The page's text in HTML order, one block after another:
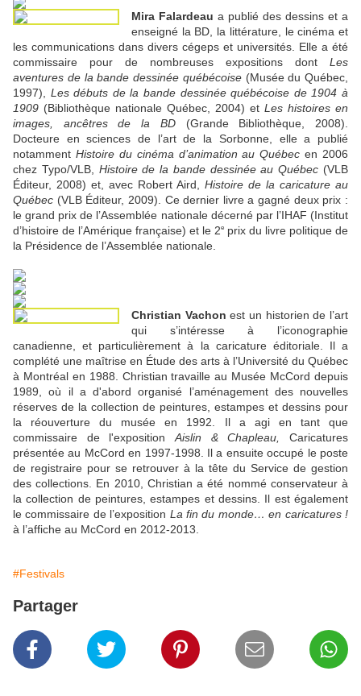
Mira Falardeau a publié des dessins et a
enseigné la BD, la littérature, le cinéma et
les communications dans divers cégeps et universités. Elle a été
commissaire pour de nombreuses expositions dont Les
aventures de la bande dessinée québécoise(Musée du Québec,
1997), Les débuts de la bande dessinée québécoise de 1904 à
1909 (Bibliothèque nationale Québec, 2004) et Les histoires en
images, ancêtres de la BD(Grande Bibliothèque, 2008).
Docteure en sciences de l’art de la Sorbonne, elle a publié
notamment Histoire du cinéma d’animation au Québec en 2006
chez Typo/VLB, Histoire de la bande dessinée au Québec (VLB
Éditeur, 2008) et, avec Robert Aird, Histoire de la caricature au
Québec (VLB Éditeur, 2009). Ce dernier livre a gagné deux prix :
le grand prix de l’Assemblée nationale décerné par l’IHAF (Institut
d’histoire de l’Amérique française) et le 2e prix du livre politique de
la Présidence de l’Assemblée nationale.
Christian Vachon est un historien de l’art
qui s’intéresse à l’iconographie
canadienne, et particulièrement à la caricature éditoriale. Il a
complété une maîtrise en Étude des arts à l’Université du Québec
à Montréal en 1988. Christian travaille au Musée McCord depuis
1989, où il a d'abord organisé l’aménagement des nouvelles
réserves de la collection de peintures, estampes et dessins pour
la réouverture du musée en 1992. Il a agi en tant que
commissaire de l'exposition Aislin & Chapleau,
Caricatures
présentée au McCord en 1997-1998. Il a ensuite occupé le poste
de registraire pour se retrouver à la tête du Service de gestion
des collections. En 2010, Christian a été nommé conservateur à
la collection de peintures, estampes et dessins. Il est également
le commissaire de l’exposition La fin du monde… en caricatures !
à l’affiche au McCord en 2012-2013.
#Festivals
Partager